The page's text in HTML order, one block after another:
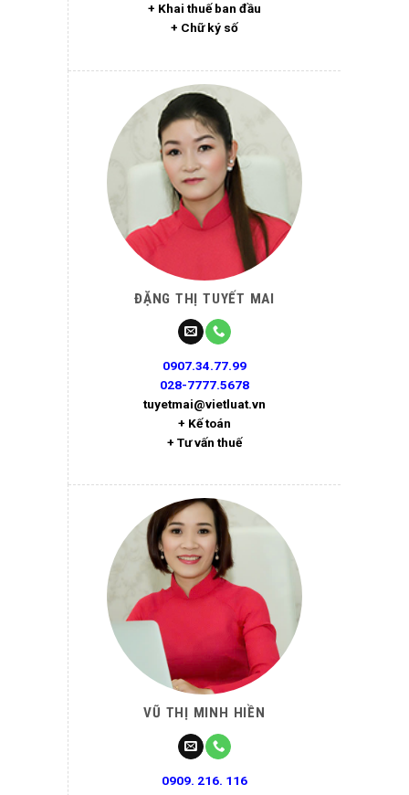
+ Khai thuế ban đầu
+ Chữ ký số
ĐẶNG THỊ TUYẾT MAI
0907.34.77.99
028-7777.5678
tuyetmai@vietluat.vn
+ Kế toán
+ Tư vấn thuế
VŨ THỊ MINH HIỀN
0909. 216. 116